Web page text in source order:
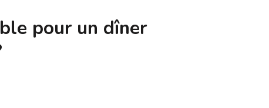
pour un dîner